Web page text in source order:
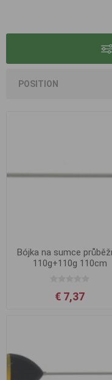
Bójka na sumce
110g+110g 110cm
€ 7,37